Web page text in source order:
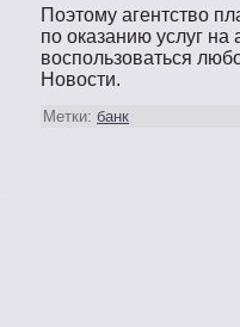
Поэтому агентство
по оказанию услуг на
воспользоваться
Новости.
Метки: банк